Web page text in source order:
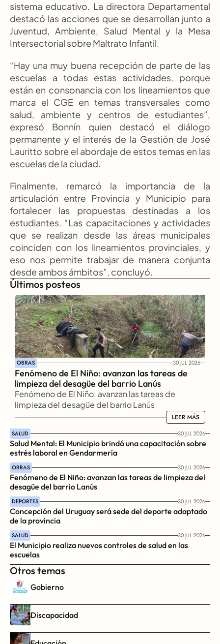
sistema educativo. La directora Departamental
destacó las acciones que se desarrollan junto a
Juventud, Ambiente, Salud Mental y la Mesa
Intersectorial sobre Maltrato Infantil.
“Hay una muy buena recepción de parte de las
escuelas a todas estas actividades, porque
están en consonancia con los lineamientos que
marca el CGE en temas transversales como
salud, ambiente y centros de estudiantes”,
expresó Bonnín quien destacó el diálogo
permanente y el interés de la Gestión de José
Lauritto sobre el abordaje de estos temas en las
escuelas de la ciudad.
Finalmente, remarcó la importancia de la
articulación entre Provincia y Municipio para
fortalecer las propuestas destinadas a los
estudiantes. “Las capacitaciones y actividades
que se realizan desde las áreas municipales
coinciden con los lineamientos provinciales, y
eso nos permite trabajar de manera conjunta
desde ambos ámbitos”, concluyó.
Últimos posteos
OBRAS 30 JUL 2026
Fenómeno de El Niño: avanzan las tareas de
limpieza del desagüe del barrio Lanús
Fenómeno de El Niño: avanzan las tareas de
limpieza del desagüe del barrio Lanús
LEER MÁS
LEER MÁS
SALUD 30 JUL 2026
Salud Mental: El Municipio brindó una capacitación sobre
estrés laboral en Gendarmería
OBRAS 30 JUL 2026
Fenómeno de El Niño: avanzan las tareas de limpieza del
desagüe del barrio Lanús
DEPORTES 30 JUL 2026
Concepción del Uruguay será sede del deporte adaptado
de la provincia
SALUD 30 JUL 2026
El Municipio realiza nuevos controles de salud en las
escuelas
Otros temas
Gobierno
Discapacidad